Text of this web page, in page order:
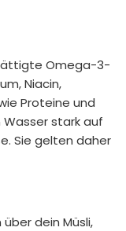
Omega-3-
Niacin,
Proteine und
stark auf
Sie gelten daher
dein Müsli,